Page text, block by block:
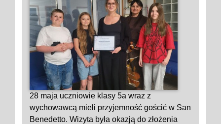
28 maja uczniowie klasy 5a wraz z
wychowawcą mieli przyjemność gościć w San
Benedetto. Wizyta była okazją do złożenia